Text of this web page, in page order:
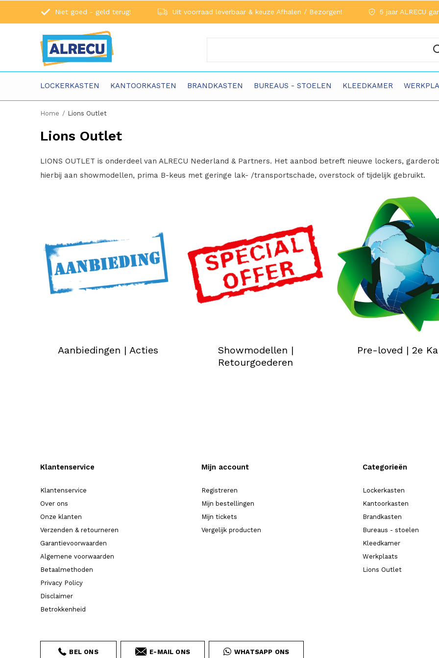
LOCKERKASTEN KANTOORKASTEN BRANDKASTEN BUREAUS - STOELEN KLEEDKAMER
Niet goed - geld terug! Uit voorraad leverbaar & keuze Afhalen / Bezorgen! 5 jaar ALRECU
Home Lions Outlet
Lions Outlet
LIONS OUTLET is onderdeel van ALRECU Nederland & Partners. Het aanbod betreft nieuwe lockers,
hierbij aan showmodellen, prima B-keus met geringe lak- /transportschade, overstock of tijdelijk gebruikt.
Aanbiedingen | Acties
Showmodellen |
Retourgoederen
Pre-loved | 2e
Klantenservice
Klantenservice
Over ons
Onze klanten
Verzenden & retourneren
Garantievoorwaarden
Algemene voorwaarden
Betaalmethoden
Privacy Policy
Disclaimer
Betrokkenheid
Mijn account
Registreren
Mijn bestellingen
Mijn tickets
Vergelijk producten
Categorieën
Lockerkasten
Kantoorkasten
Brandkasten
Bureaus - stoelen
Kleedkamer
Werkplaats
Lions Outlet
BEL ONS E-MAIL ONS WHATSAPP ONS